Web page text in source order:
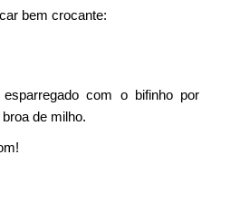
bem crocante:
com o bifinho por
de milho.